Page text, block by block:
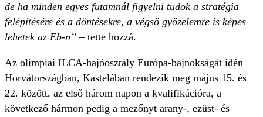
de ha minden egyes futamnál figyelni tudok a stratégia
felépítésére és a döntésekre, a végső győzelemre is képes
lehetek az Eb-n” –tette hozzá.
Az olimpiai ILCA-hajóosztály Európa-bajnokságát idén
Horvátországban, Kastelában rendezik meg május 15. és
22. között, az első három napon a kvalifikációra, a
következő hármon pedig a mezőnyt arany-, ezüst- és